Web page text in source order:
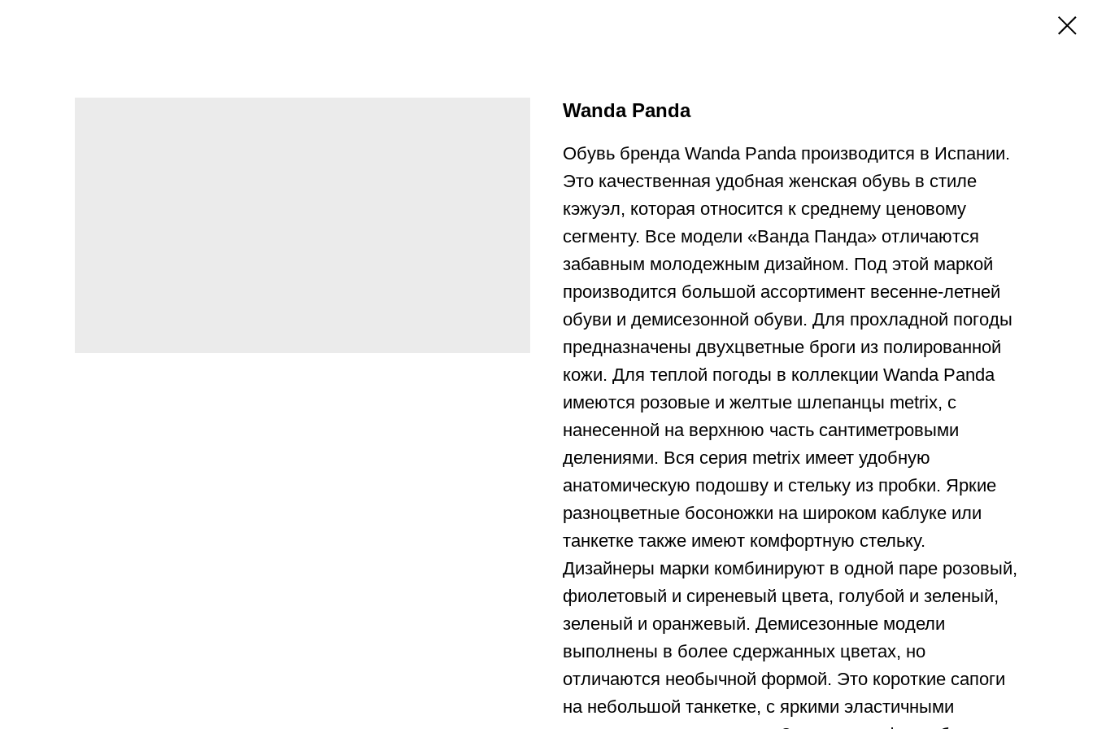
Wanda Panda
Обувь бренда Wanda Panda производится в Испании.
Это качественная удобная женская обувь в стиле
кэжуэл, которая относится к среднему ценовому
сегменту. Все модели «Ванда Панда» отличаются
забавным молодежным дизайном. Под этой маркой
производится большой ассортимент весенне-летней
обуви и демисезонной обуви. Для прохладной погоды
предназначены двухцветные броги из полированной
кожи. Для теплой погоды в коллекции Wanda Panda
имеются розовые и желтые шлепанцы metrix, с
нанесенной на верхнюю часть сантиметровыми
делениями. Вся серия metrix имеет удобную
анатомическую подошву и стельку из пробки. Яркие
разноцветные босоножки на широком каблуке или
танкетке также имеют комфортную стельку.
Дизайнеры марки комбинируют в одной паре розовый,
фиолетовый и сиреневый цвета, голубой и зеленый,
зеленый и оранжевый. Демисезонные модели
выполнены в более сдержанных цветах, но
отличаются необычной формой. Это короткие сапоги
на небольшой танкетке, с яркими эластичными